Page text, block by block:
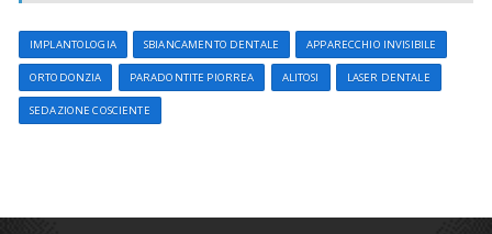
IMPLANTOLOGIA SBIANCAMENTO DENTALE APPARECCHIO INVISIBILE
ORTODONZIA PARADONTITE PIORREA ALITOSI LASER DENTALE
SEDAZIONE COSCIENTE